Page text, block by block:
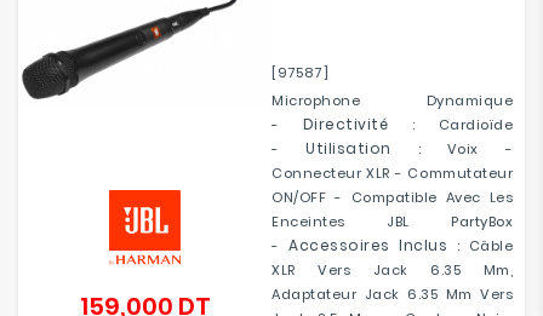
[97587]
Microphone Dynamique
- Directivité : Cardioïde
-Utilisation
: Voix -
Connecteur XLR - Commutateur
ON/OFF - Compatible Avec Les
Enceintes JBL PartyBox
- Accessoires Inclus : Câble
XLR Vers Jack 6.35 Mm,
Adaptateur Jack 6.35 Mm Vers
159,000 DTPrix